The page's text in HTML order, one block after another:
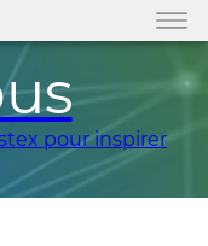
pour inspirer